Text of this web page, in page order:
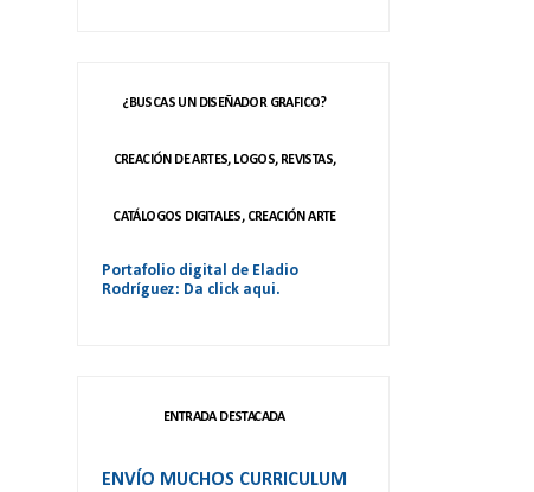
¿BUSCAS UN DISEÑADOR GRAFICO?
CREACIÓN DE ARTES, LOGOS, REVISTAS,
CATÁLOGOS DIGITALES, CREACIÓN ARTE
Portafolio digital de Eladio
Rodríguez: Da click aqui.
ENTRADA DESTACADA
ENVÍO MUCHOS CURRICULUM